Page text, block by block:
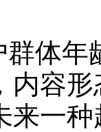
体
内容
来一